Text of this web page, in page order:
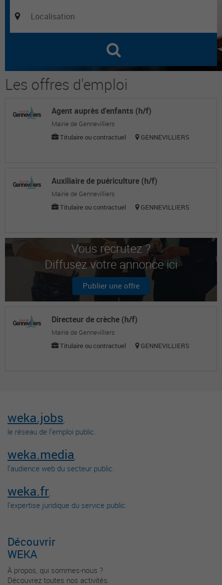
Les offres d'emploi
Agent auprès d'enfants (h/f)
Mairie de Gennevilliers
Titulaire ou contractuel
GENNEVILLIERS
Auxiliaire de puériculture (h/f)
Mairie de Gennevilliers
Titulaire ou contractuel
GENNEVILLIERS
Vous recrutez ?
Diffusez votre annonce ici
Publier une offre
Directeur de crèche (h/f)
Mairie de Gennevilliers
Titulaire ou contractuel
GENNEVILLIERS
weka.jobs,
le réseau de l’emploi public.
weka.media,
l’audience web du secteur public.
weka.fr,
l’expertise juridique du service public.
Découvrir
WEKA
À propos, qui sommes-nous ?
Découvrez toutes nos activités.